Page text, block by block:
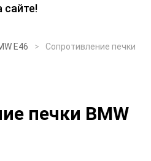
сайте!
E46
Сопротивление печки
печки BMW